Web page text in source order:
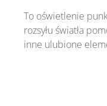
To oświetlenie
rozsyłu światła
inne ulubione